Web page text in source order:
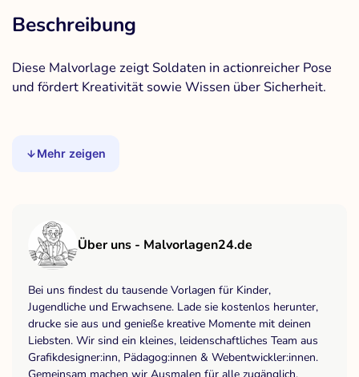
Beschreibung
Diese Malvorlage zeigt Soldaten in actionreicher Pose
und fördert Kreativität sowie Wissen über Sicherheit.
Mehr zeigen
Über uns - Malvorlagen24.de
Bei uns findest du tausende Vorlagen für Kinder,
Jugendliche und Erwachsene. Lade sie kostenlos herunter,
drucke sie aus und genieße kreative Momente mit deinen
Liebsten. Wir sind ein kleines, leidenschaftliches Team aus
Grafikdesigner:inn, Pädagog:innen & Webentwickler:innen.